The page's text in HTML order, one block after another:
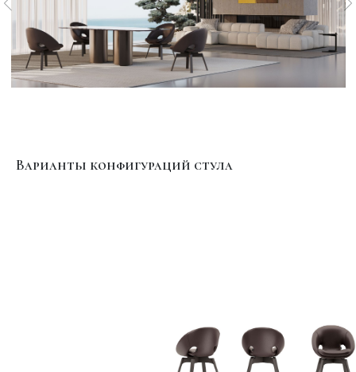
Варианты конфигураций стула